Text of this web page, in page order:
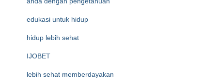
edukasi untuk hidup
hidup lebih sehat
IJOBET
lebih sehat memberdayakan